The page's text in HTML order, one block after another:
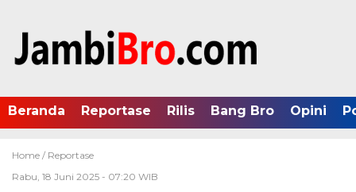
Beranda Reportase Rilis Bang Bro Opini
Home / Reportase
Rabu, 18 Juni 2025 - 07:20 WIB